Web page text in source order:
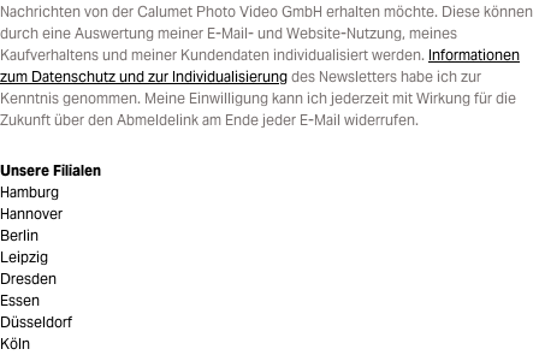
Nachrichten von der Calumet Photo Video GmbH erhalten möchte. Diese können
durch eine Auswertung meiner E-Mail- und Website-Nutzung, meines
Kaufverhaltens und meiner Kundendaten individualisiert werden. Informationen
zum Datenschutz und zur Individualisierung des Newsletters habe ich zur
Kenntnis genommen. Meine Einwilligung kann ich jederzeit mit Wirkung für die
Zukunft über den Abmeldelink am Ende jeder E-Mail widerrufen.
Unsere Filialen
Hamburg
Hannover
Berlin
Leipzig
Dresden
Essen
Düsseldorf
Köln